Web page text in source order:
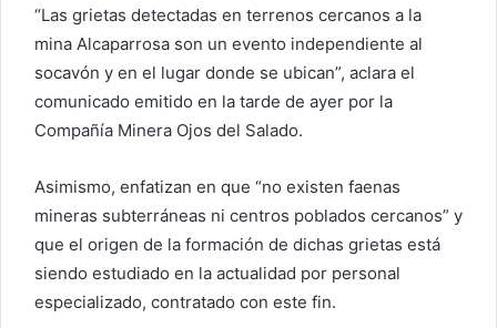
“Las grietas detectadas en terrenos cercanos a la
mina Alcaparrosa son un evento independiente al
socavón y en el lugar donde se ubican”, aclara el
comunicado emitido en la tarde de ayer por la
Compañía Minera Ojos del Salado.
Asimismo, enfatizan en que “no existen faenas
mineras subterráneas ni centros poblados cercanos” y
que el origen de la formación de dichas grietas está
siendo estudiado en la actualidad por personal
especializado, contratado con este fin.